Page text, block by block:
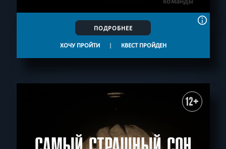
ПОДРОБНЕЕ
ХОЧУ ПРОЙТИ | КВЕСТ ПРОЙДЕН
12+